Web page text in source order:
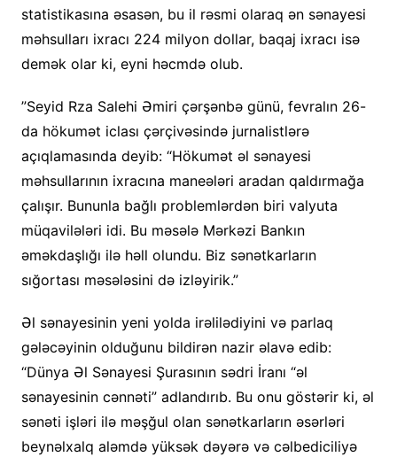
statistikasına əsasən, bu il rəsmi olaraq ən sənayesi
məhsulları ixracı 224 milyon dollar, baqaj ixracı isə
demək olar ki, eyni həcmdə olub.
”Seyid Rza Salehi Əmiri çərşənbə günü, fevralın 26-
da hökumət iclası çərçivəsində jurnalistlərə
açıqlamasında deyib: “Hökumət əl sənayesi
məhsullarının ixracına maneələri aradan qaldırmağa
çalışır. Bununla bağlı problemlərdən biri valyuta
müqavilələri idi. Bu məsələ Mərkəzi Bankın
əməkdaşlığı ilə həll olundu. Biz sənətkarların
sığortası məsələsini də izləyirik.”
Əl sənayesinin yeni yolda irəlilədiyini və parlaq
gələcəyinin olduğunu bildirən nazir əlavə edib:
“Dünya Əl Sənayesi Şurasının sədri İranı “əl
sənayesinin cənnəti” adlandırıb. Bu onu göstərir ki, əl
sənəti işləri ilə məşğul olan sənətkarların əsərləri
beynəlxalq aləmdə yüksək dəyərə və cəlbediciliyə